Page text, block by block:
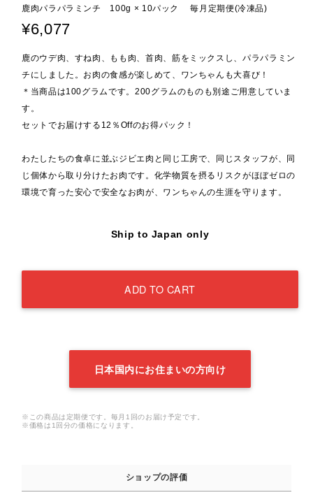
鹿肉パラパラミンチ 100g × 10パック 毎月定期便(冷凍品)
¥6,077
鹿のウデ肉、すね肉、もも肉、首肉、筋をミックスし、パラパラミン
チにしました。お肉の食感が楽しめて、ワンちゃんも大喜び！
＊当商品は100グラムです。200グラムのものも別途ご用意していま
す。
セットでお届けする12％Offのお得パック！
わたしたちの食卓に並ぶジビエ肉と同じ工房で、同じスタッフが、同
じ個体から取り分けたお肉です。化学物質を摂るリスクがほぼゼロの
環境で育った安心で安全なお肉が、ワンちゃんの生涯を守ります。
Ship to Japan only
ADD TO CART
日本国内にお住まいの方向け
※この商品は定期便です。毎月1回のお届け予定です。
※価格は1回分の価格になります。
ショップの評価